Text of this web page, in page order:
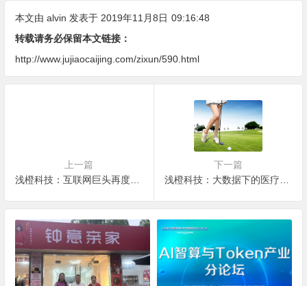
本文由 alvin 发表于 2019年11月8日 09:16:48
转载请务必保留本文链接：
http://www.jujiaocaijing.com/zixun/590.html
上一篇
浅橙科技：互联网巨头再度掀起刷脸支付市场争夺战！
下一篇